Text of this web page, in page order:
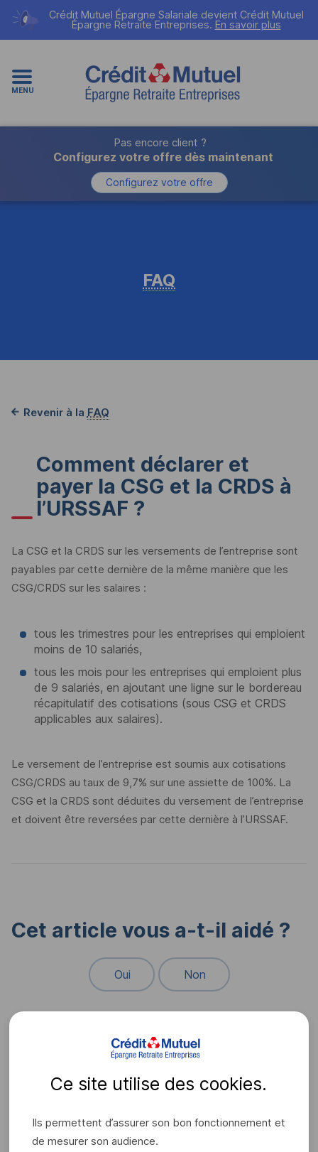
Crédit Mutuel Épargne Salariale devient Crédit Mutuel
Épargne Retraite Entreprises. En savoir plus
MENU
Pas encore client ?
Configurez votre offre dès maintenant
Configurez votre offre
FAQ
Revenir à la FAQ
Comment déclarer et
payer la CSG et la CRDS à
l’URSSAF ?
La CSG et la CRDS sur les versements de l’entreprise sont
payables par cette dernière de la même manière que les
CSG/CRDS sur les salaires :
tous les trimestres pour les entreprises qui emploient
moins de 10 salariés,
tous les mois pour les entreprises qui emploient plus
de 9 salariés, en ajoutant une ligne sur le bordereau
récapitulatif des cotisations (sous CSG et CRDS
applicables aux salaires).
Le versement de l’entreprise est soumis aux cotisations
CSG/CRDS au taux de 9,7% sur une assiette de 100%. La
CSG et la CRDS sont déduites du versement de l’entreprise
et doivent être reversées par cette dernière à l’URSSAF.
Cet article vous a-t-il aidé ?
Oui Non
Ce site utilise des cookies.
Ils permettent d’assurer son bon fonctionnement et
de mesurer son audience.